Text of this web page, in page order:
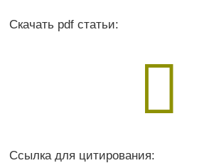
Скачать pdf статьи:

Ссылка для цитирования: